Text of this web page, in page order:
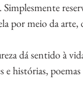
por meio da arte,
dá sentido à
histórias,